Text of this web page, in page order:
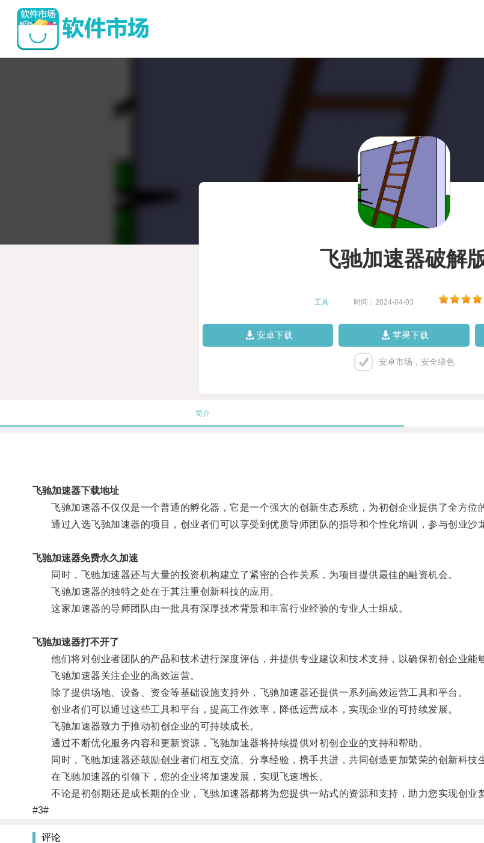
飞驰加速器破解
工具 时间：2024-04-03
安卓下载 苹果下载
安卓市场，安全绿色
简介
飞驰加速器下载地址
飞驰加速器不仅仅是一个普通的孵化器，它是一个强大的创新生态系统，为初创企业提供了全方位
通过入选飞驰加速器的项目，创业者们可以享受到优质导师团队的指导和个性化培训，参与创业沙
飞驰加速器免费永久加速
同时，飞驰加速器还与大量的投资机构建立了紧密的合作关系，为项目提供最佳的融资机会。
飞驰加速器的独特之处在于其注重创新科技的应用。
这家加速器的导师团队由一批具有深厚技术背景和丰富行业经验的专业人士组成。
飞驰加速器打不开了
他们将对创业者团队的产品和技术进行深度评估，并提供专业建议和技术支持，以确保初创企业能
飞驰加速器关注企业的高效运营。
除了提供场地、设备、资金等基础设施支持外，飞驰加速器还提供一系列高效运营工具和平台。
创业者们可以通过这些工具和平台，提高工作效率，降低运营成本，实现企业的可持续发展。
飞驰加速器致力于推动初创企业的可持续成长。
通过不断优化服务内容和更新资源，飞驰加速器将持续提供对初创企业的支持和帮助。
同时，飞驰加速器还鼓励创业者们相互交流、分享经验，携手共进，共同创造更加繁荣的创新科技
在飞驰加速器的引领下，您的企业将加速发展，实现飞速增长。
不论是初创期还是成长期的企业，飞驰加速器都将为您提供一站式的资源和支持，助力您实现创业
#3#
评论